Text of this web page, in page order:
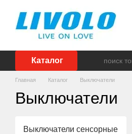
Каталог
Главная Каталог Выключатели
Выключатели
Выключатели сенсорные